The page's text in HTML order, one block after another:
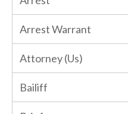
Arrest Warrant
Attorney (Us)
Bailiff